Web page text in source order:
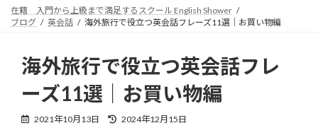
在籍 入門から上級まで満足するスクール English Shower
ブログ
英会話 海外旅行で役立つ英会話フレーズ11選｜お買い物編
海外旅行で役立つ英会話フレ
ーズ11選｜お買い物編
2021年10月13日
最
2024年12月15日